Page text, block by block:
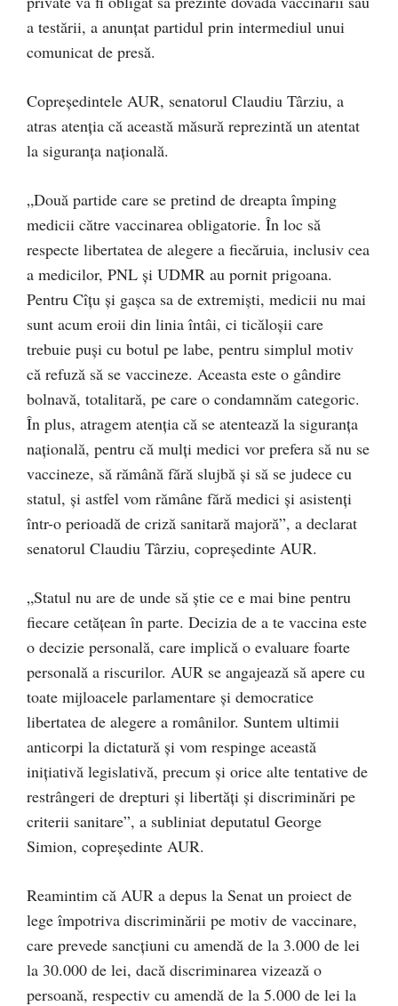
a testării, a anunțat partidul prin intermediul unui
comunicat de presă.
Copreședintele AUR, senatorul Claudiu Târziu, a
atras atenția că această măsură reprezintă un atentat
la siguranța națională.
„Două partide care se pretind de dreapta împing
medicii către vaccinarea obligatorie. În loc să
respecte libertatea de alegere a fiecăruia, inclusiv cea
a medicilor, PNL și UDMR au pornit prigoana.
Pentru Cîțu și gașca sa de extremiști, medicii nu mai
sunt acum eroii din linia întâi, ci ticăloșii care
trebuie puși cu botul pe labe, pentru simplul motiv
că refuză să se vaccineze. Aceasta este o gândire
bolnavă, totalitară, pe care o condamnăm categoric.
În plus, atragem atenția că se atentează la siguranța
națională, pentru că mulți medici vor prefera să nu se
vaccineze, să rămână fără slujbă și să se judece cu
statul, și astfel vom rămâne fără medici și asistenți
într-o perioadă de criză sanitară majoră”, a declarat
senatorul Claudiu Târziu, copreședinte AUR.
„Statul nu are de unde să știe ce e mai bine pentru
fiecare cetățean în parte. Decizia de a te vaccina este
o decizie personală, care implică o evaluare foarte
personală a riscurilor. AUR se angajează să apere cu
toate mijloacele parlamentare și democratice
libertatea de alegere a românilor. Suntem ultimii
anticorpi la dictatură și vom respinge această
inițiativă legislativă, precum și orice alte tentative de
restrângeri de drepturi și libertăți și discriminări pe
criterii sanitare”, a subliniat deputatul George
Simion, copreședinte AUR.
Reamintim că AUR a depus la Senat un proiect de
lege împotriva discriminării pe motiv de vaccinare,
care prevede sancțiuni cu amendă de la 3.000 de lei
la 30.000 de lei, dacă discriminarea vizează o
persoană, respectiv cu amendă de la 5.000 de lei la